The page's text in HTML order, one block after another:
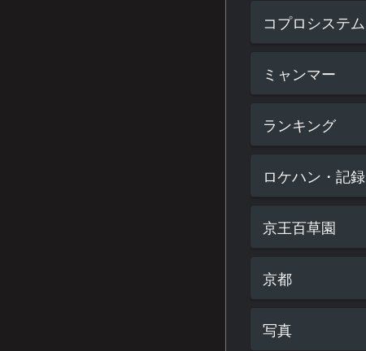
コプロシステム
ミャンマー
ランキング
ロケハン・記録
京王百草園
京都
写真